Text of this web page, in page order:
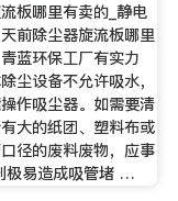
板哪里有卖的_静电
前除尘器旋流板哪里
蓝环保工厂有实力
尘设备不允许吸水，
作吸尘器。如需要清
大的纸团、塑料布或
径的废料废物，应事
极易造成吸管堵 …